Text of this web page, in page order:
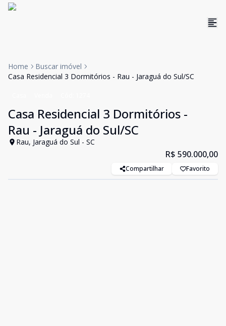
Home
Buscar imóvel
Casa Residencial 3 Dormitórios - Rau - Jaraguá do Sul/SC
Casa Residencial 3 Dormitórios -
Rau - Jaraguá do Sul/SC
Rau, Jaraguá do Sul - SC
R$ 590.000,00
Compartilhar Favorito